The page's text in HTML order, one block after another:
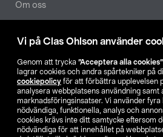
Vi på Clas Ohlson använder
Genom att trycka ”Acceptera alla cookies”
lagrar cookies och andra spårtekniker på
cookiepolicy för att förbättra upplevelsen
analysera webbplatsens användning samt
marknadsföringsinsatser. Vi använder fyra
nödvändiga, funktionella, analys och
cookies krävs inte ditt samtycke eftersom
nödvändiga för att innehållet på
Om oss
Aktuellt
Våra bolag
Hitta
SE NO FI